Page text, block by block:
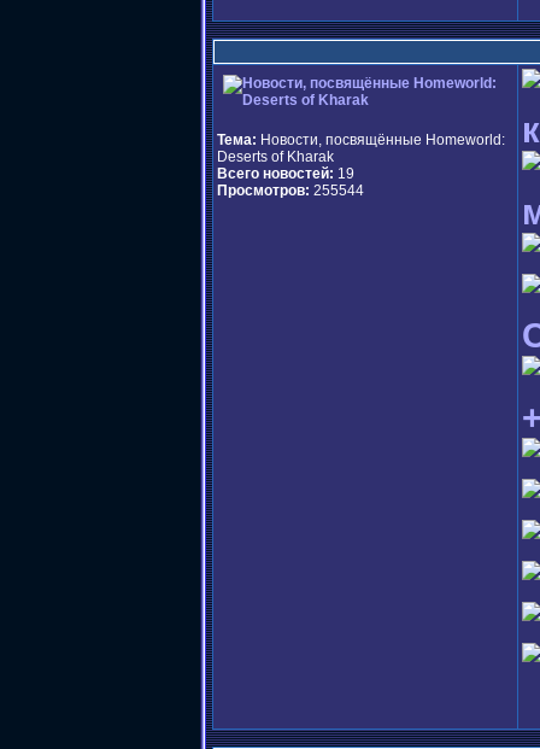
Тема: Новости, посвящённые Homeworld:
Deserts of Kharak
Всего новостей: 19
Просмотров: 255544